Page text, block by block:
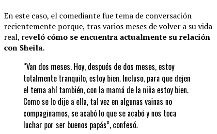
En este caso, el comediante fue tema de conversación
recientemente porque, tras varios meses de volver a su vida
real, reveló cómo se encuentra actualmente su relación
con Sheila.
“Van dos meses. Hoy, después de dos meses, estoy
totalmente tranquilo, estoy bien. Incluso, para que dejen
el tema ahí también, con la mamá de la niña estoy bien.
Como se lo dije a ella, tal vez en algunas vainas no
compaginamos, se acabó lo que se acabó y nos toca
luchar por ser buenos papás”, confesó.